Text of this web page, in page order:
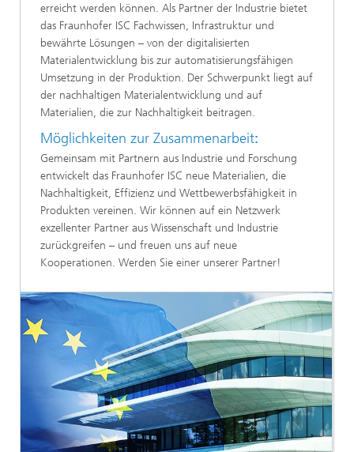
erreicht werden können. Als Partner der Industrie bietet
das Fraunhofer ISC Fachwissen, Infrastruktur und
bewährte Lösungen – von der digitalisierten
Materialentwicklung bis zur automatisierungsfähigen
Umsetzung in der Produktion. Der Schwerpunkt liegt auf
der nachhaltigen Materialentwicklung und auf
Materialien, die zur Nachhaltigkeit beitragen.
Möglichkeiten zur Zusammenarbeit:
Gemeinsam mit Partnern aus Industrie und Forschung
entwickelt das Fraunhofer ISC neue Materialien, die
Nachhaltigkeit, Effizienz und Wettbewerbsfähigkeit in
Produkten vereinen. Wir können auf ein Netzwerk
exzellenter Partner aus Wissenschaft und Industrie
zurückgreifen – und freuen uns auf neue
Kooperationen. Werden Sie einer unserer Partner!